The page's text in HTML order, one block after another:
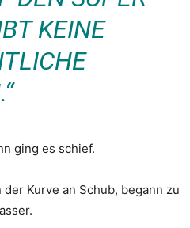
KEINE
ging es schief.
Kurve an Schub, begann zu